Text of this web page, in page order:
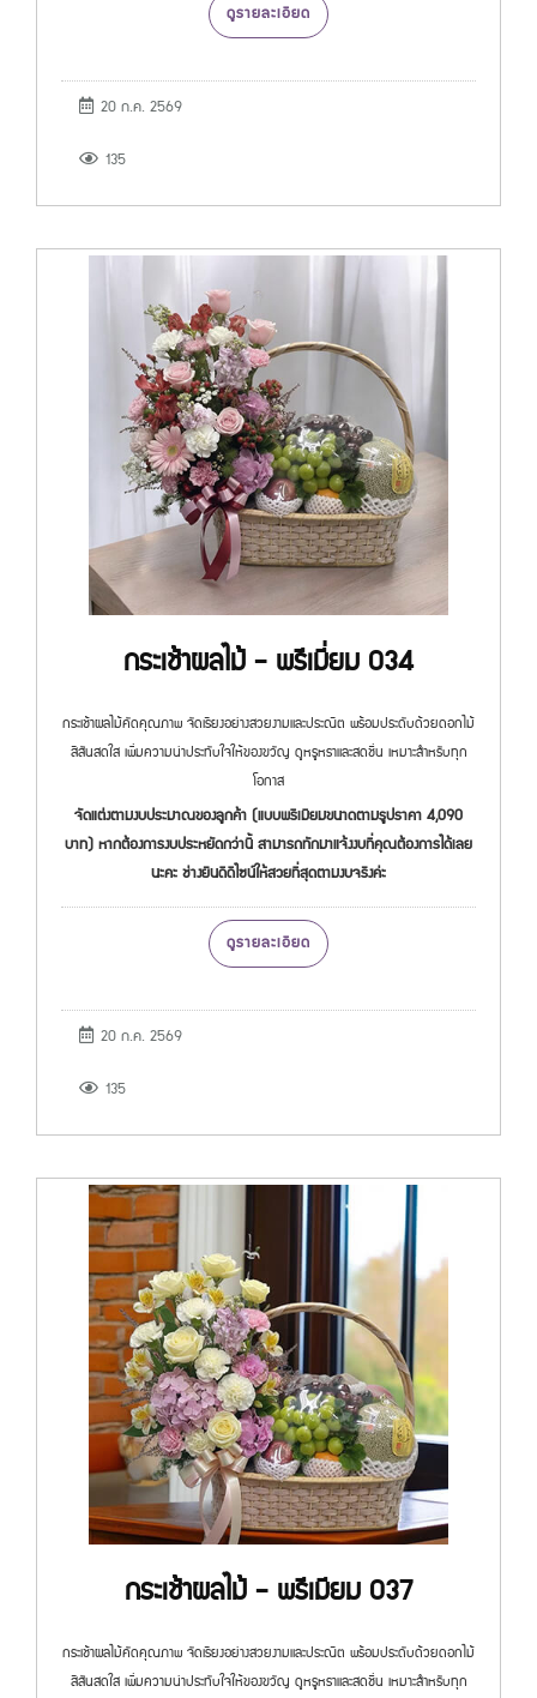
ดูรายละเอียด
20 ก.ค. 2569
135
กระเช้าผลไม้ - พรีเมี่ยม 034
กระเช้าผลไม้คัดคุณภาพ จัดเรียงอย่างสวยงามและประณีต พร้อมประดับด้วยดอกไม้
สีสันสดใส เพิ่มความน่าประทับใจให้ของขวัญ ดูหรูหราและสดชื่น เหมาะสำหรับทุก
โอกาส
จัดแต่งตามงบประมาณของลูกค้า (แบบพรีเมียมขนาดตามรูปราคา 4,090
บาท) หากต้องการงบประหยัดกว่านี้ สามารถทักมาแจ้งงบที่คุณต้องการได้เลย
นะคะ ช่างยินดีดีไซน์ให้สวยที่สุดตามงบจริงค่ะ
ดูรายละเอียด
20 ก.ค. 2569
135
กระเช้าผลไม้ - พรีเมียม 037
กระเช้าผลไม้คัดคุณภาพ จัดเรียงอย่างสวยงามและประณีต พร้อมประดับด้วยดอกไม้
สีสันสดใส เพิ่มความน่าประทับใจให้ของขวัญ ดูหรูหราและสดชื่น เหมาะสำหรับทุก